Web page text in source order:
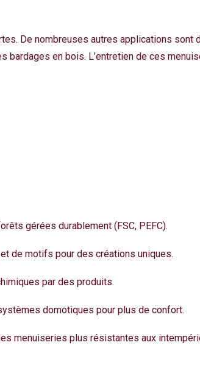
De nombreuses autres applications
bardages en bois. L’entretien de ces
gérées durablement (FSC, PEFC).
de motifs pour des créations uniques.
par des produits.
domotiques pour plus de confort.
menuiseries plus résistantes aux